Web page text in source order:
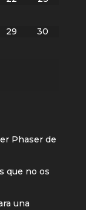
29 30
Phaser de
que no os
una